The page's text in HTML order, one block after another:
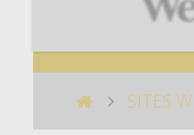
SITES